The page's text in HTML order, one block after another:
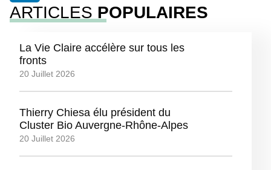
ARTICLES POPULAIRES
La Vie Claire accélère sur tous les
fronts
20 Juillet 2026
Thierry Chiesa élu président du
Cluster Bio Auvergne-Rhône-Alpes
20 Juillet 2026